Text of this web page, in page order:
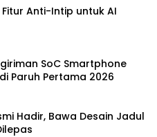
Anti-Intip untuk AI
SoC Smartphone
Paruh Pertama 2026
Hadir, Bawa Desain Jadul